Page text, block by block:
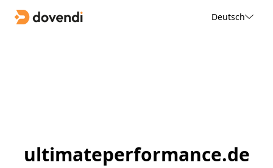
Deutsch
ultimateperformance.de